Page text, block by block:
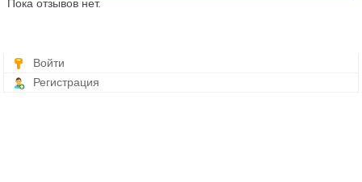
Пока отзывов нет.
Войти
Регистрация